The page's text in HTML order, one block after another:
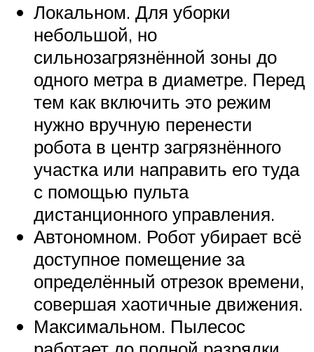
Локальном. Для уборки
небольшой, но
сильнозагрязнённой зоны до
одного метра в диаметре. Перед
тем как включить это режим
нужно вручную перенести
робота в центр загрязнённого
участка или направить его туда
с помощью пульта
дистанционного управления.
Автономном. Робот убирает всё
доступное помещение за
определённый отрезок времени,
совершая хаотичные движения.
Максимальном. Пылесос